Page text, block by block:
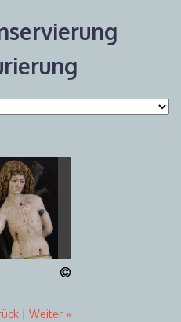
| Weiter »